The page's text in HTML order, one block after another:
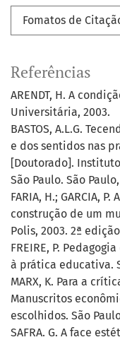
Fomatos de
Referências
ARENDT, H. A
Universitária, 2003.
BASTOS, A.L.G.
e dos sentidos nas
[Doutorado].
São Paulo. São
FARIA, H.; GARCIA,
construção de um
Polis, 2003. 2ª
FREIRE, P.
à prática educativa.
MARX, K. Para a
Manuscritos
escolhidos. São
SAFRA. G. A face